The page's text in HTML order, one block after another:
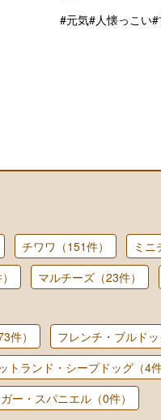
#元気#人懐っこい#
チワワ（151件） ミニ
マルチーズ（23件）
件）
フレンチ・ブルドッ
トランド・シープドッグ（4件
ー・スパニエル（0件）